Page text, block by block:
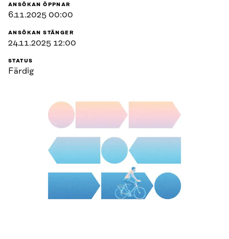
ANSÖKAN ÖPPNAR
6.11.2025 00:00
ANSÖKAN STÄNGER
24.11.2025 12:00
STATUS
Färdig